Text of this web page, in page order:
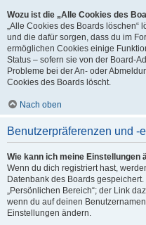
Wozu ist die „Alle Cookies des
„Alle Cookies des Boards löschen“
und die dafür sorgen, dass du im
ermöglichen Cookies einige
Status – sofern sie von der Board-
Probleme bei der An- oder
Cookies des Boards löscht.
Nach oben
Benutzerpräferenzen und -
Wie kann ich meine Einstellungen
Wenn du dich registriert hast,
Datenbank des Boards
„Persönlichen Bereich“; der Link
wenn du auf deinen
Einstellungen ändern.